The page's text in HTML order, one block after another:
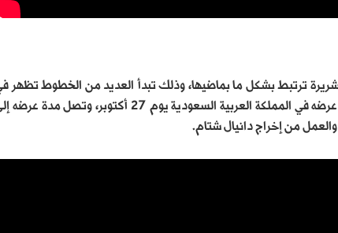
ترتبط بشكل ما بماضيها، وذلك تبدأ العديد من الخطوط تظهر
أحدث العمل الذي يسيطر عليه الغموض والمفاجآت والأسرار، الفيلم بدأ عرضه في المملكة العربية السعودية يوم 27 أكتوبر، وتصل مدة